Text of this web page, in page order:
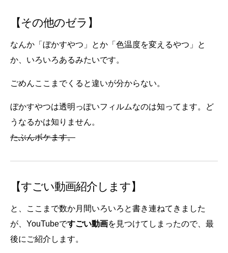
【その他のゼラ】
なんか「ぼかすやつ」とか「色温度を変えるやつ」と
か、いろいろあるみたいです。
ごめんここまでくると違いが分からない。
ぼかすやつは透明っぽいフィルムなのは知ってます。ど
うなるかは知りません。
たぶんボケます。
【すごい動画紹介します】
と、ここまで数か月間いろいろと書き連ねてきました
が、YouTubeですごい動画を見つけてしまったので、最
後にご紹介します。